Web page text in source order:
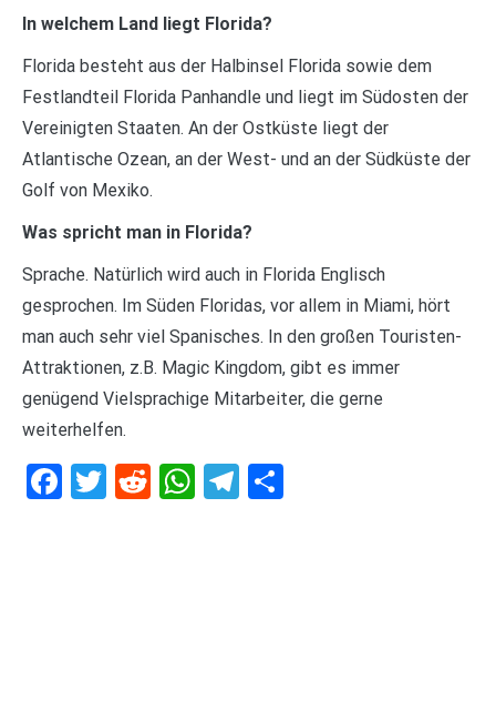
In welchem Land liegt Florida?
Florida besteht aus der Halbinsel Florida sowie dem
Festlandteil Florida Panhandle und liegt im Südosten der
Vereinigten Staaten. An der Ostküste liegt der
Atlantische Ozean, an der West- und an der Südküste der
Golf von Mexiko.
Was spricht man in Florida?
Sprache. Natürlich wird auch in Florida Englisch
gesprochen. Im Süden Floridas, vor allem in Miami, hört
man auch sehr viel Spanisches. In den großen Touristen-
Attraktionen, z.B. Magic Kingdom, gibt es immer
genügend Vielsprachige Mitarbeiter, die gerne
weiterhelfen.
Facebook
Twitter
RedditWhatsApp
Telegram